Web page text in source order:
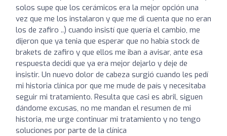
solos supe que los cerámicos era la mejor opción una
vez que me los instalaron y que me di cuenta que no eran
los de zafiro ..) cuando insistí que quería el cambio, me
dijeron que ya tenia que esperar que no había stock de
brakets de zafiro y que ellos me iban a avisar, ante esa
respuesta decidí que ya era mejor dejarlo y deje de
insistir. Un nuevo dolor de cabeza surgió cuando les pedí
mi historia clínica por que me mude de país y necesitaba
seguir mi tratamiento. Resulta que casi es abril, siguen
dándome excusas, no me mandan el resumen de mi
historia, me urge continuar mi tratamiento y no tengo
soluciones por parte de la clínica